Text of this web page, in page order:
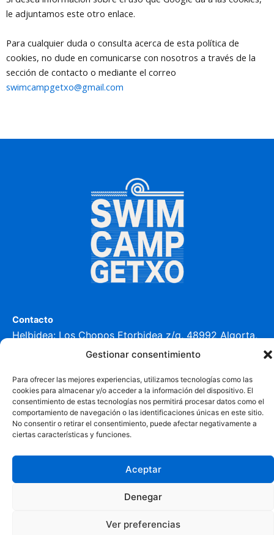
Gestionar consentimiento
Para ofrecer las mejores experiencias, utilizamos tecnologías como las
cookies para almacenar y/o acceder a la información del dispositivo. El
consentimiento de estas tecnologías nos permitirá procesar datos como el
comportamiento de navegación o las identificaciones únicas en este sitio.
No consentir o retirar el consentimiento, puede afectar negativamente a
ciertas características y funciones.
Aceptar
Denegar
Ver preferencias
le adjuntamos este otro enlace.
Para cualquier duda o consulta acerca de esta política de
cookies, no dude en comunicarse con nosotros a través de la
sección de contacto o mediante el correo
swimcampgetxo@gmail.com
Contacto
Helbidea:Los Chopos Etorbidea z/g, 48992 Algorta,
Pribatasun politika
Ohar Legala
Cookien Politika